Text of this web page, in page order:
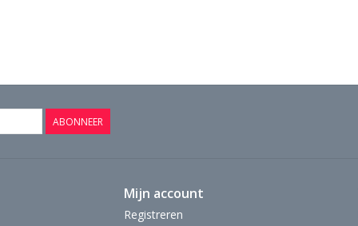
ABONNEER
Mijn account
Registreren